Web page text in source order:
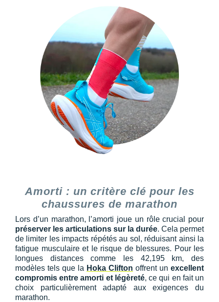
Amorti : un critère clé pour les
chaussures de marathon
Lors d’un marathon, l’amorti joue un rôle crucial pour
préserver les articulations sur la durée. Cela permet
de limiter les impacts répétés au sol, réduisant ainsi la
fatigue musculaire et le risque de blessures. Pour les
longues distances comme les 42,195 km, des
modèles tels que la Hoka Clifton offrent un excellent
compromis entre amorti et légèreté, ce qui en fait un
choix particulièrement adapté aux exigences du
marathon.